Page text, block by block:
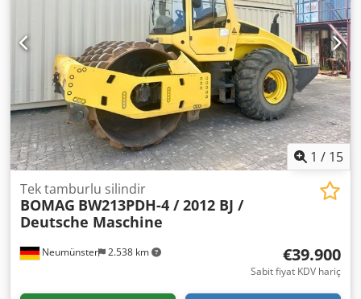
1 / 15
Neumünster 2.538 km
Tek tamburlu silindir
BOMAG BW213PDH-4 / 2012 BJ /
Deutsche Maschine
€39.900
Sabit fiyat KDV hariç